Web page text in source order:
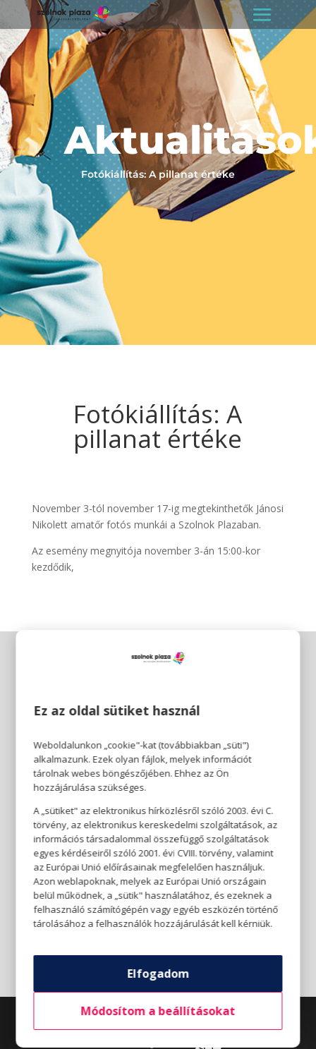
Fotókiállítás: A pillanat értéke
Fotókiállítás: A
pillanat értéke
November 3-tól november 17-ig megtekinthetők Jánosi
Nikolett amatőr fotós munkái a Szolnok Plazaban.
Az esemény megnyitója november 3-án 15:00-kor
kezdődik,
Ez az oldal sütiket használ
Weboldalunkon „cookie"-kat (továbbiakban „süti")
alkalmazunk. Ezek olyan fájlok, melyek információt
tárolnak webes böngészőjében. Ehhez az Ön
hozzájárulása szükséges.
A „sütiket" az elektronikus hírközlésről szóló 2003. évi C.
törvény, az elektronikus kereskedelmi szolgáltatások, az
információs társadalommal összefüggő szolgáltatások
egyes kérdéseiről szóló 2001. évi CVIII. törvény, valamint
az Európai Unió előírásainak megfelelően használjuk.
Azon weblapoknak, melyek az Európai Unió országain
belül működnek, a „sütik" használatához, és ezeknek a
felhasználó számítógépén vagy egyéb eszközén történő
tárolásához a felhasználók hozzájárulását kell kérniük.
Elfogadom
Módosítom a beállításokat